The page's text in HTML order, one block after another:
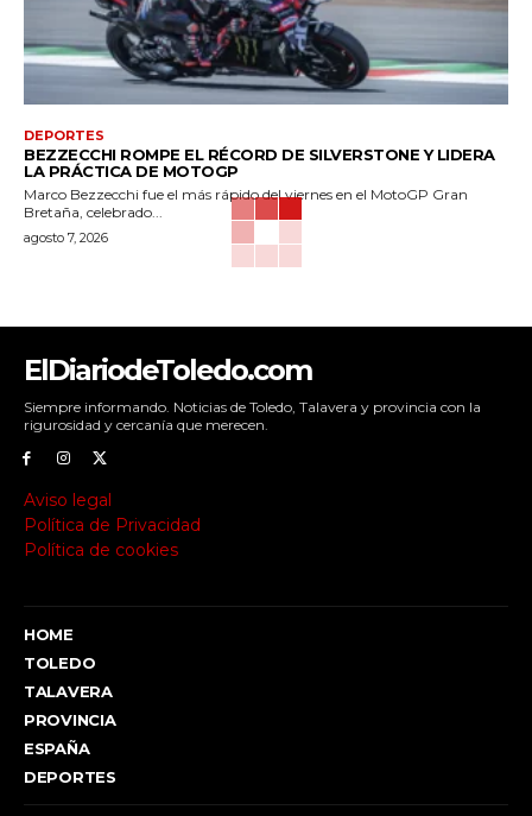
DEPORTES
BEZZECCHI ROMPE EL RÉCORD DE SILVERSTONE Y LIDERA
LA PRÁCTICA DE MOTOGP
Marco Bezzecchi fue el más rápido del viernes en el MotoGP Gran
Bretaña, celebrado...
agosto 7, 2026
ElDiariodeToledo.com
Siempre informando. Noticias de Toledo, Talavera y provincia con la
rigurosidad y cercanía que merecen.
Aviso legal
Política de Privacidad
Política de cookies
HOME
TOLEDO
TALAVERA
PROVINCIA
ESPAÑA
DEPORTES